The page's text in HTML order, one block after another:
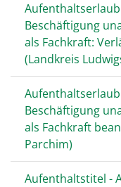
Beschäftigung
als Fachkraft:
(Landkreis
Beschäftigung
als Fachkraft
Parchim)
Aufenthaltstitel -